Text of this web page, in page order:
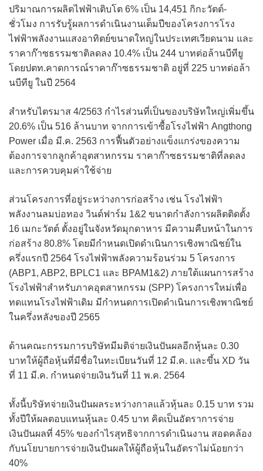
ปริมาณการผลิตไฟฟ้าเติบโต 6% เป็น 14,451 กิกะวัตต์-
ชั่วโมง การรับรู้ผลการดำเนินงานเต็มปีของโครงการโรง
ไฟฟ้าพลังงานแสงอาทิตย์ขนาดใหญ่ในประเทศเวียดนาม และ
ราคาก๊าซธรรมชาติลดลง 10.4% เป็น 244 บาทต่อล้านบีทียู
โดยปตท.คาดการณ์ราคาก๊าซธรรมชาติ อยู่ที่ 225 บาทต่อล้า
นบีทียู ในปี 2564
สำหรับไตรมาส 4/2563 กำไรส่วนที่เป็นของบริษัทใหญ่เพิ่มขึ้น
20.6% เป็น 516 ล้านบาท จากการเข้าซื้อโรงไฟฟ้า Angthong
Power เมื่อ มี.ค. 2563 การฟื้นตัวอย่างแข็งแกร่งของความ
ต้องการจากลูกค้าอุตสาหกรรม ราคาก๊าซธรรมชาติที่ลดลง
และการควบคุมค่าใช้จ่าย
ส่วนโครงการที่อยู่ระหว่างการก่อสร้าง เช่น โรงไฟฟ้า
พลังงานลมบ่อทอง วินด์ฟาร์ม 1&2 ขนาดกำลังการผลิตติดตั้ง
16 เมกะวัตต์ ตั้งอยู่ในจังหวัดมุกดาหาร มีความคืบหน้าในการ
ก่อสร้าง 80.8% โดยมีกำหนดเปิดดำเนินการเชิงพาณิชย์ใน
ครึ่งแรกปี 2564 โรงไฟฟ้าพลังความร้อนร่วม 5 โครงการ
(ABP1, ABP2, BPLC1 และ BPAM1&2) ภายใต้แผนการสร้าง
โรงไฟฟ้าสำหรับภาคอุตสาหกรรม (SPP) โครงการใหม่เพื่อ
ทดแทนโรงไฟฟ้าเดิม มีกำหนดการเปิดดำเนินการเชิงพาณิชย์
ในครึ่งหลังของปี 2565
ด้านคณะกรรมการบริษัทมีมติจ่ายเงินปันผลอีกหุ้นละ 0.30
บาทให้ผู้ถือหุ้นที่มีชื่อในทะเบียนวันที่ 12 มี.ค. และขึ้น XD วัน
ที่ 11 มี.ค. กำหนดจ่ายเงินวันที่ 11 พ.ค. 2564
ทั้งนี้บริษัทจ่ายเงินปันผลระหว่างกาลแล้วหุ้นละ 0.15 บาท รวม
ทั้งปีให้ผลตอบแทนหุ้นละ 0.45 บาท คิดเป็นอัตราการจ่าย
เงินปันผลที่ 45% ของกำไรสุทธิจากการดำเนินงาน สอดคล้อง
กับนโยบายการจ่ายเงินปันผลให้ผู้ถือหุ้นในอัตราไม่น้อยกว่า
40%